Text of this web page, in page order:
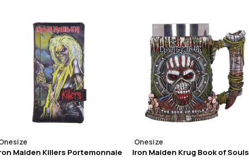
Maiden Killers Portemonnaie
Onesize
Iron Maiden Krug Book of Souls